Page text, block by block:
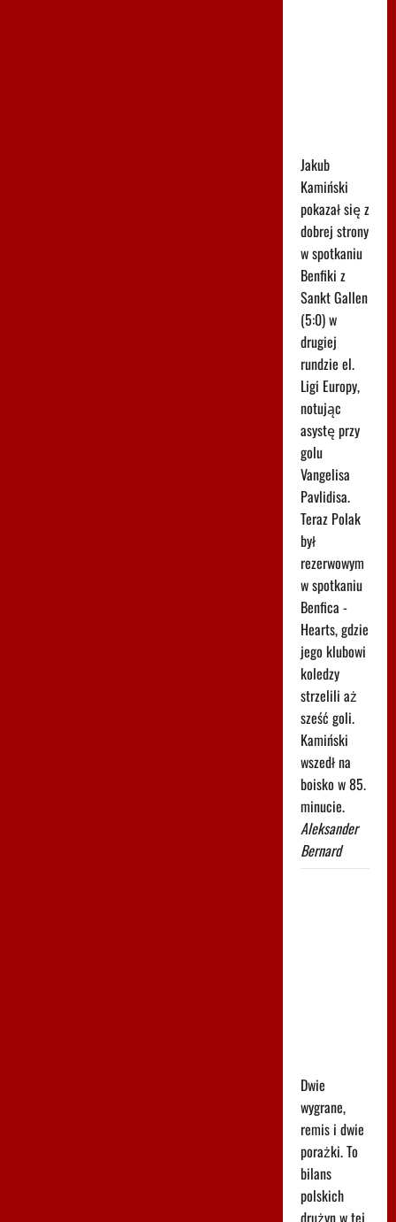
Jakub
Kamiński
pokazał się z
dobrej strony
w spotkaniu
Benfiki z
Sankt Gallen
(5:0) w
drugiej
rundzie el.
Ligi Europy,
notując
asystę przy
golu
Vangelisa
Pavlidisa.
Teraz Polak
był
rezerwowym
w spotkaniu
Benfica -
Hearts, gdzie
jego klubowi
koledzy
strzelili aż
sześć goli.
Kamiński
wszedł na
boisko w 85.
minucie.
Aleksander
Bernard
Dwie
wygrane,
remis i dwie
porażki. To
bilans
polskich